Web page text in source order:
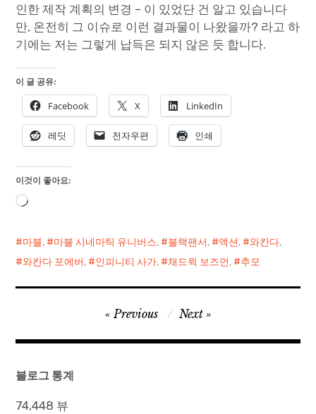
인한 제작 계획의 변경 – 이 있었단 건 알고 있습니다
만, 온전히 그 이슈로 이런 결과물이 나왔을까? 라고 하
기에는 저는 그렇게 납득은 되지 않은 듯 합니다.
이 글 공유:
Facebook X LinkedIn
레딧 전자우편 인쇄
이것이 좋아요:
로
중...
마블, 마블 시네마틱 유니버스, 블랙팬서, 액션, 와칸다,
와칸다 포에버, 인피니티 사가, 채드윅 보즈먼, 추모
탐
Previous Next
블로그 통계
74,448 뷰